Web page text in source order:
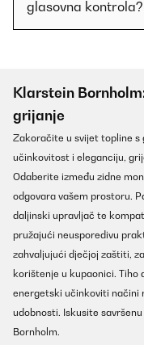
glasovna kontrola?
Klarstein
grijanje
Zakoračite u svijet topline s
učinkovitost i eleganciju,
Odaberite između zidne
odgovara vašem prostoru.
daljinski upravljač te
pružajući neusporedivu
zahvaljujući dječjoj zaštiti,
korištenje u kupaonici. Tiho
energetski učinkoviti načini
udobnosti. Iskusite
Bornholm.